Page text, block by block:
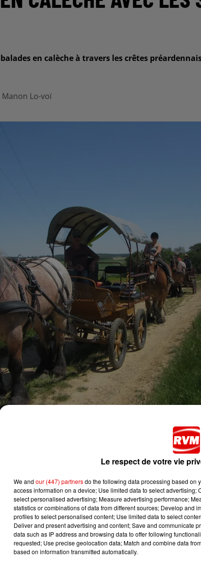
en calèche à travers les crêtes
Lo-voï
basée à Launois-sur-Vence, vous propose cet été des
de trait ardennais,au départ du Relais de Poste
proposées, d'une durée d'une heure à la journée
de l’associationLes Sabots du Relais, au micro
Le respect de votre vie
We and our (447) partnersdo the following data processing based on
access information on a device; Use limited data to select
select personalised advertising; Measure advertising performance;
statistics or combinations of data from different sources; Develop and
profiles to select personalised content; Use limited data to select
Deliver and present advertising and content; Save and communicate
data such as IP address and browsing data to offer following
requested; Use precise geolocation data; Match and combine data
based on information transmitted automatically.